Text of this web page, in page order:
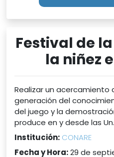
Festival de
la niñez
Realizar un acercamiento
generación del
del juego y la
produce en y desde las
Institución: CONARE
Fecha y Hora:29 de